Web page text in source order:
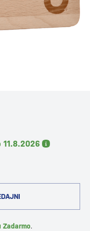
11.8.2026
Zadarmo.